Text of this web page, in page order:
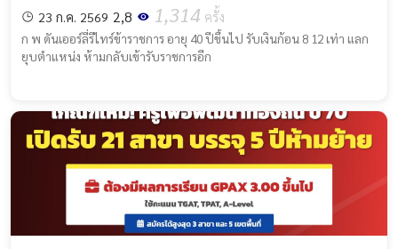
23 ก.ค. 2569 2,8 1,314 ครั้ง
ก พ ดันเออร์ลี่รีไทร์ข้าราชการ อายุ 40 ปีขึ้นไป รับเงินก้อน 8 12 เท่า แลก
ยุบตำแหน่ง ห้ามกลับเข้ารับราชการอีก